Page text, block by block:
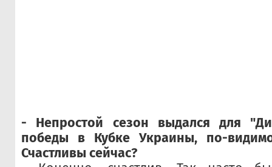
- Непростой сезон выдался для
победы в Кубке Украины, по-
Счастливы сейчас?